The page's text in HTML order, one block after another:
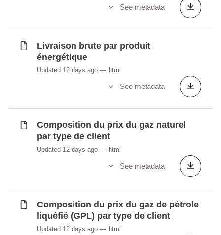
Exportations par type de produit
météorologique (en %)
Hydrographie (en km)
Importation de gaz naturel par pays
d'origine (en %)
Importation et exportation d'énergie
Importations brutes par type de produit
Indicateurs météorologiques nationaux
Insolation par station météorologique (en
heures)
Inventaire des émissions de gaz à effet de
serre (en 1000 tonnes) par secteur CRF
Inventaire des émissions de polluants
atmosphériques (en 1000 tonnes)
Lacs artificiels (Barrages) (en ha)
Livraison brute par produit énergétique
See metadata
Livraison brute par produit
énergétique
Updated 12 days ago html
See metadata
Composition du prix du gaz naturel
par type de client
Updated 12 days ago html
See metadata
Composition du prix du gaz de pétrole
liquéfié (GPL) par type de client
Updated 12 days ago html